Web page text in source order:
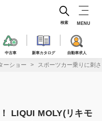
中古車 新車カタログ 自動車求人
検索 MENU
ーショー スポーツカー乗りに刺
LIQUI MOLY(リキモ